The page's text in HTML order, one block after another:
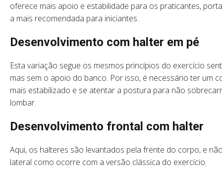
oferece mais apoio e estabilidade para os praticantes,
a mais recomendada para iniciantes.
Desenvolvimento com halter em pé
Esta variação segue os mesmos princípios do exercício
mas sem o apoio do banco. Por isso, é necessário ter um
mais estabilizado e se atentar a postura para não
lombar.
Desenvolvimento frontal com halter
Aqui, os halteres são levantados pela frente do corpo, e
lateral como ocorre com a versão clássica do exercício.